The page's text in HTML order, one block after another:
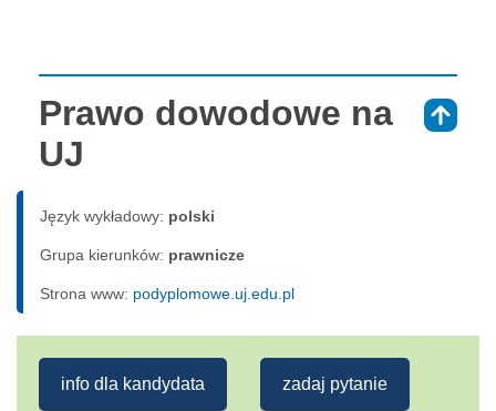
Prawo dowodowe na
UJ
Język wykładowy: polski
Grupa kierunków: prawnicze
Strona www: podyplomowe.uj.edu.pl
info dla kandydata zadaj pytanie